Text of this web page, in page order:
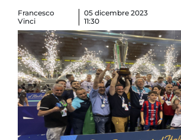
Francesco
Vinci
05 dicembre 2023
11:30